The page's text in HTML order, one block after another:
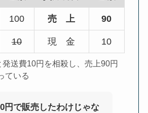
100 売 上 90
10 現 金 10
送費10円を相殺し、売上90円
ている
円で販売したわけじゃな